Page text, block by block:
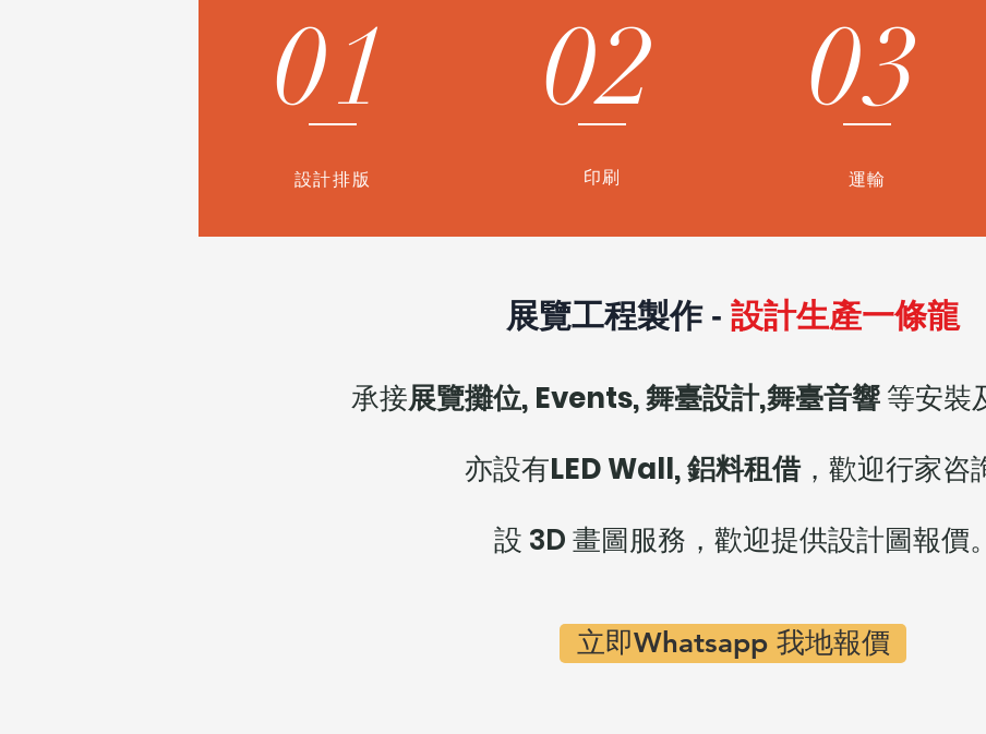
展覽工程製作 - 設計生產一條龍
承接展覽攤位, Events, 舞臺設計,舞臺音響等安裝
亦設有LED Wall, 鋁料租借，歡迎行家咨
設 3D 畫圖服務，歡迎提供設計圖報價。
立即Whatsapp 我地報價
01
設計排版
02
印刷
03
運輸